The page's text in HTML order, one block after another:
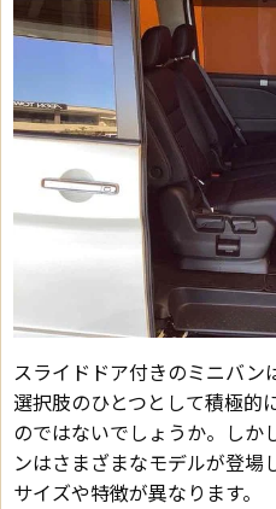
スライドドア付きのミニバン
選択肢のひとつとして積極的
のではないでしょうか。しか
ンはさまざまなモデルが登場
サイズや特徴が異なります。